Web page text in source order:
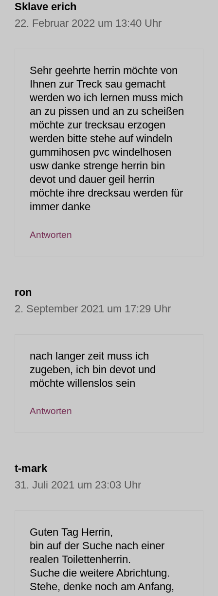
Sklave erich
22. Februar 2022 um 13:40 Uhr
Sehr geehrte herrin möchte von
Ihnen zur Treck sau gemacht
werden wo ich lernen muss mich
an zu pissen und an zu scheißen
möchte zur trecksau erzogen
werden bitte stehe auf windeln
gummihosen pvc windelhosen
usw danke strenge herrin bin
devot und dauer geil herrin
möchte ihre drecksau werden für
immer danke
Antworten
ron
2. September 2021 um 17:29 Uhr
nach langer zeit muss ich
zugeben, ich bin devot und
möchte willenslos sein
Antworten
t-mark
31. Juli 2021 um 23:03 Uhr
Guten Tag Herrin,
bin auf der Suche nach einer
realen Toilettenherrin.
Suche die weitere Abrichtung.
Stehe, denke noch am Anfang,